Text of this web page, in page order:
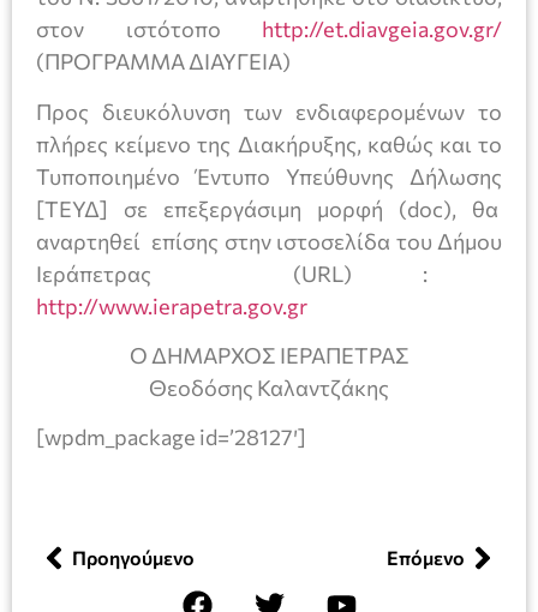
στον ιστότοπο http://et.diavgeia.gov.gr/
(ΠΡΟΓΡΑΜΜΑ ΔΙΑΥΓΕΙΑ)
Προς διευκόλυνση των ενδιαφερομένων το
πλήρες κείμενο της Διακήρυξης, καθώς και το
Τυποποιημένο Έντυπο Υπεύθυνης Δήλωσης
[ΤΕΥΔ] σε επεξεργάσιμη μορφή (doc), θα
αναρτηθεί επίσης στην ιστοσελίδα του Δήμου
Ιεράπετρας (URL) :
http://www.ierapetra.gov.gr
Ο ΔΗΜΑΡΧΟΣ ΙΕΡΑΠΕΤΡΑΣ
Θεοδόσης Καλαντζάκης
[wpdm_package id=’28127′]
Προηγούμενο Επόμενο